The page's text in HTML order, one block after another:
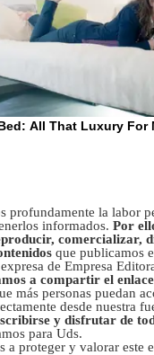
profundamente la labor
informados. Por
comercializar,
que publicamos
de Empresa
a compartir el
más personas puedan
desde nuestra
y disfrutar de
para Uds.
a proteger y valorar este